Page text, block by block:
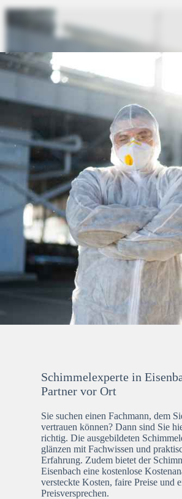
Schimmelexperte in
Partner vor Ort
Sie suchen einen Fachmann, dem
vertrauen können? Dann sind Sie
richtig. Die ausgebildeten
glänzen mit Fachwissen und
Erfahrung. Zudem bietet der
Eisenbach eine kostenlose
versteckte Kosten, faire Preise und
Preisversprechen.